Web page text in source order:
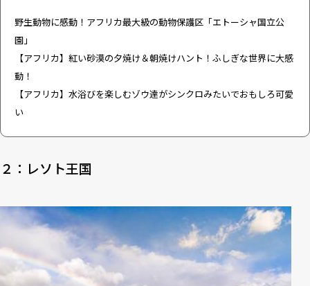
野生動物に感動！アフリカ最大級の動物保護区「エトーシャ国立公
園」
【アフリカ】紅い砂漠の夕焼け＆朝焼けハント！ふしぎな世界に大感
動！
【アフリカ】水浴びを楽しむゾウ達がシンクロみたいでおもしろ可愛
い
２：レソト王国